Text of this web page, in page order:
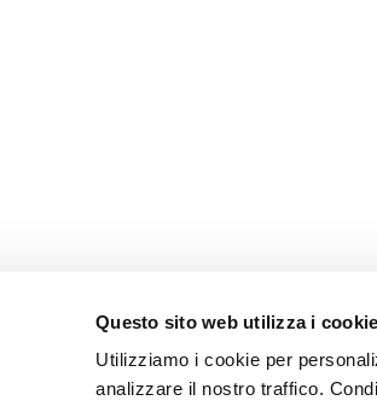
Questo sito web utilizza i cookie
Utilizziamo i cookie per
analizzare il nostro traffico.